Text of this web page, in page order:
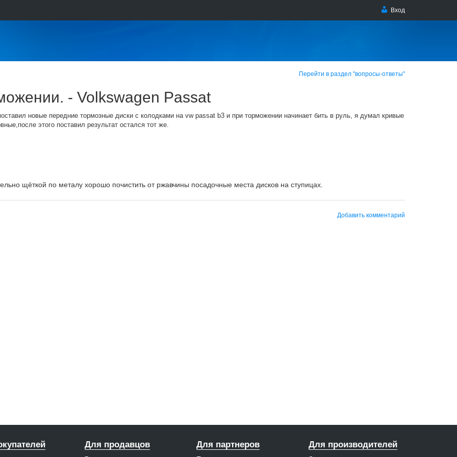
Вход
Перейти в раздел "вопросы-ответы"
- Volkswagen Passat
новые передние тормозные диски с колодками на vw passat b3 и при торможении начинает бить в руль, я думал кривые
этого поставил результат остался тот же.
щёткой по металу хорошо почистить от ржавчины посадочные места дисков на ступицах.
Добавить комментарий
Для продавцов Для партнеров Для производителей